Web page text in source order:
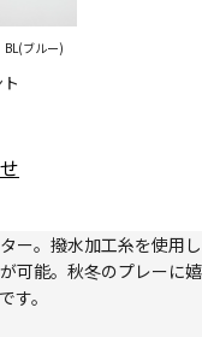
BL(ブルー)
ー。撥水加工糸を使用し
可能。秋冬のプレーに嬉
す。